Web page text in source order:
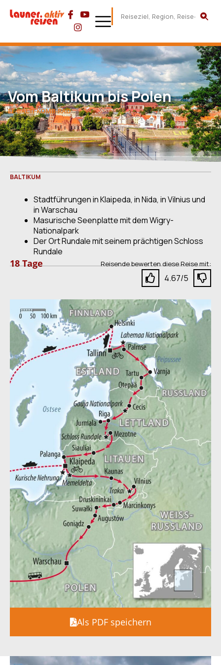
Vom Baltikum bis Polen
EE-BALTI-KOMB-RAD
BALTIKUM
Stadtführungen in Klaipeda, in Nida, in Vilnius und
in Warschau
Masurische Seenplatte mit dem Wigry-
Nationalpark
Der Ort Rundale mit seinem prächtigen Schloss
Rundale
18 Tage Reisende bewerten diese Reise mit:
4.67/5
Als PDF speichern